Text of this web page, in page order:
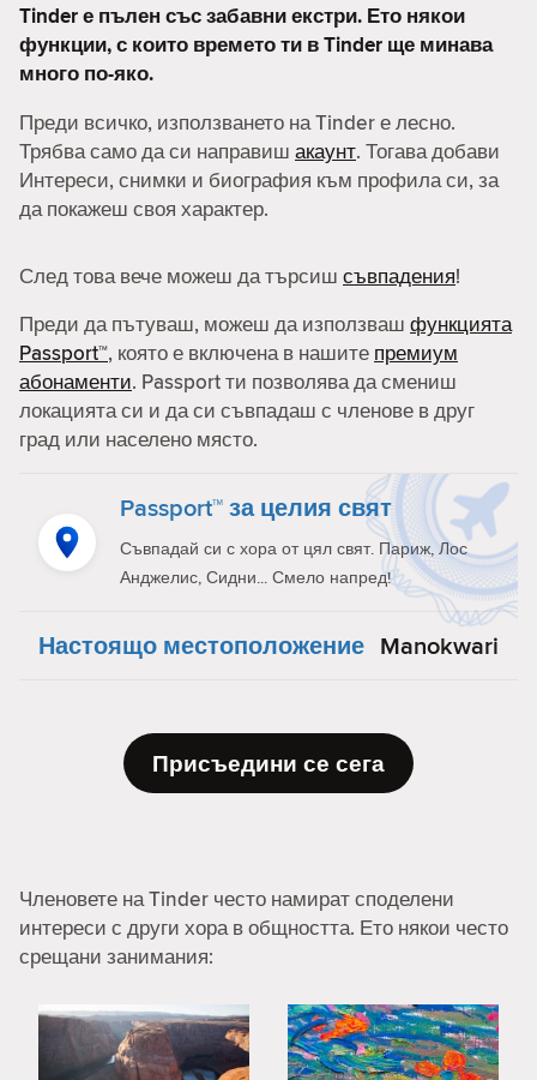
Tinder е пълен със забавни екстри. Ето някои
функции, с които времето ти в Tinder ще минава
много по-яко.
Преди всичко, използването на Tinder е лесно.
Трябва само да си направиш акаунт. Тогава добави
Интереси, снимки и биография към профила си, за
да покажеш своя характер.
След това вече можеш да търсиш съвпадения!
Преди да пътуваш, можеш да използваш функцията
Passport™, която е включена в нашите премиум
абонаменти. Passport ти позволява да смениш
локацията си и да си съвпадаш с членове в друг
град или населено място.
Passport™ за целия свят
Съвпадай си с хора от цял свят. Париж, Лос
Анджелис, Сидни... Смело напред!
Настоящо местоположение Manokwari
Присъедини се сега
Членовете на Tinder често намират споделени
интереси с други хора в общността. Ето някои често
срещани занимания: